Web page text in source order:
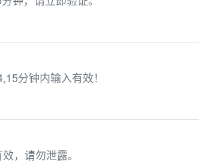
分钟内输入有效！
，请勿泄露。